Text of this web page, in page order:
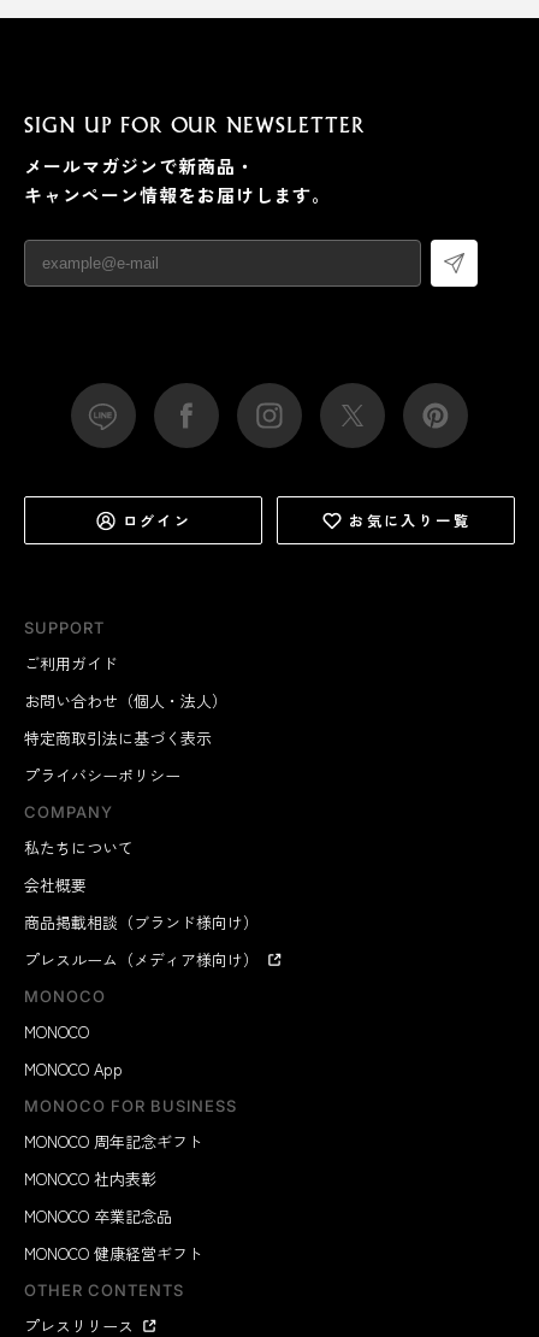
SUPPORT
ご利用ガイド
お問い合わせ（個人・法人）
特定商取引法に基づく表示
プライバシーポリシー
COMPANY
私たちについて
会社概要
商品掲載相談（ブランド様向け）
プレスルーム（メディア様向け）
MONOCO
MONOCO
MONOCO App
MONOCO FOR BUSINESS
MONOCO 周年記念ギフト
MONOCO 社内表彰
MONOCO 卒業記念品
MONOCO 健康経営ギフト
OTHER CONTENTS
プレスリリース
SIGN UP FOR OUR NEWSLETTER
メールマガジンで新商品・
キャンペーン情報をお届けします。
ログイン お気に入り一覧